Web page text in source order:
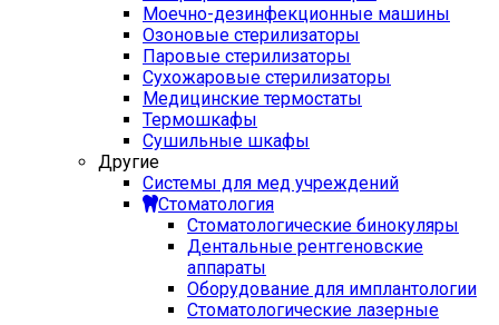
Моечно-дезинфекционные машины
Озоновые стерилизаторы
Паровые стерилизаторы
Сухожаровые стерилизаторы
Медицинские термостаты
Термошкафы
Сушильные шкафы
Другие
Системы для мед учреждений
Стоматология
Стоматологические бинокуляры
Дентальные рентгеновские
аппараты
Оборудование для имплантологии
Стоматологические лазерные